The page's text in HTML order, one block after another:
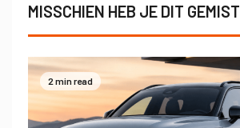
MISSCHIEN HEB JE DIT GEMIST
2 min read